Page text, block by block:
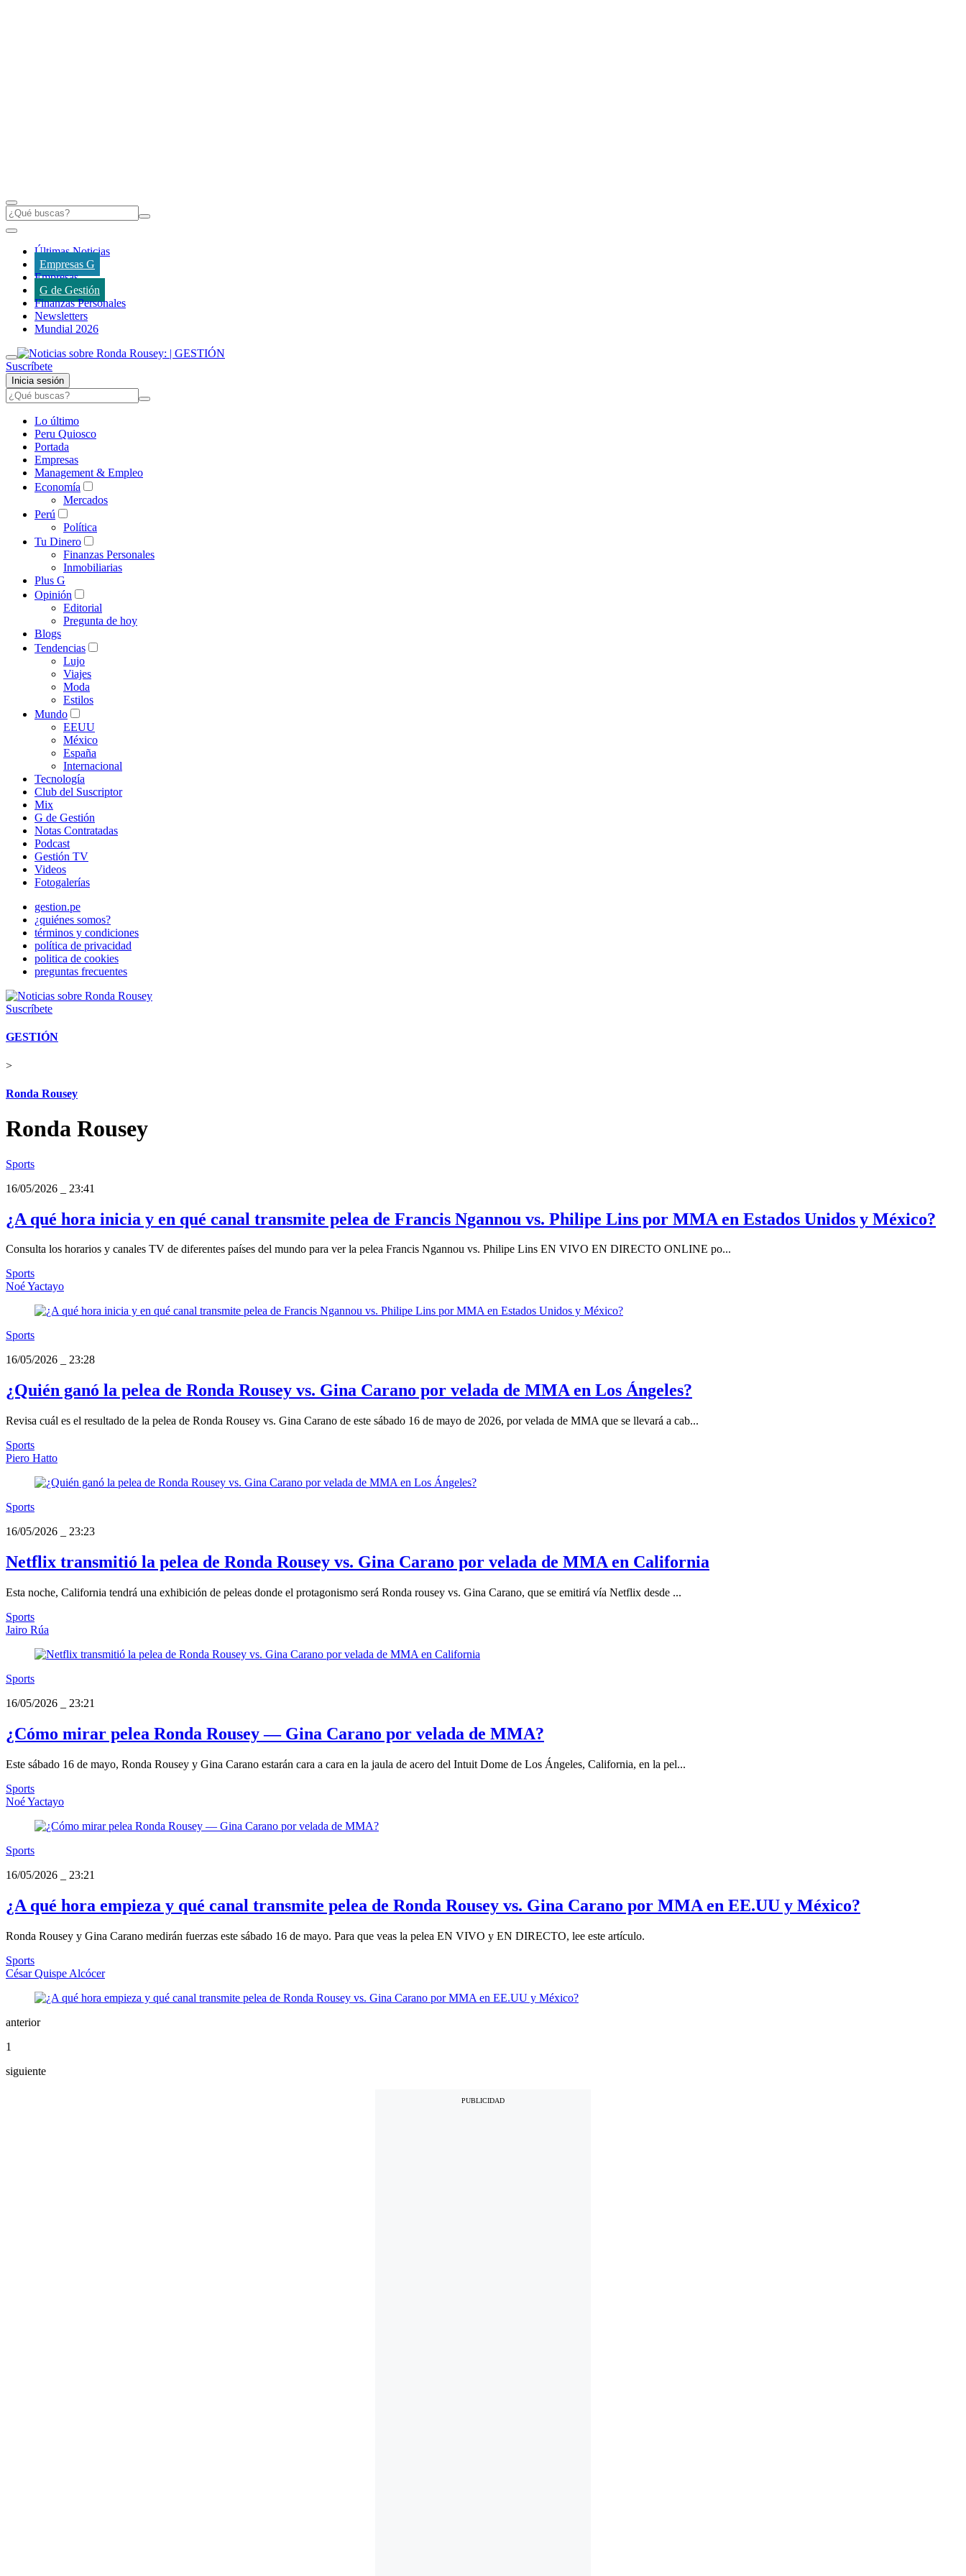
Últimas Noticias
Empresas G
Empresas
G de Gestión
Finanzas Personales
Newsletters
Mundial 2026
Suscríbete
Inicia sesión
Lo último
Peru Quiosco
Portada
Empresas
Management & Empleo
Economía
Mercados
Perú
Política
Tu Dinero
Finanzas Personales
Inmobiliarias
Plus G
Opinión
Editorial
Pregunta de hoy
Blogs
Tendencias
Lujo
Viajes
Moda
Estilos
Mundo
EEUU
México
España
Internacional
Tecnología
Club del Suscriptor
Mix
G de Gestión
Notas Contratadas
Podcast
Gestión TV
Videos
Fotogalerías
gestion.pe
¿quiénes somos?
términos y condiciones
política de privacidad
politica de cookies
preguntas frecuentes
Suscríbete
GESTIÓN
>
Ronda Rousey
Ronda Rousey
Sports
16/05/2026
23:41
¿A qué hora inicia y en qué canal transmite pelea de Francis Ngannou vs. Philipe Lins por MMA en Estados Unidos y México?
Consulta los horarios y canales TV de diferentes países del mundo para ver la pelea Francis Ngannou vs. Philipe Lins EN VIVO EN DIRECTO ONLINE po...
Sports
Noé Yactayo
Sports
16/05/2026
23:28
¿Quién ganó la pelea de Ronda Rousey vs. Gina Carano por velada de MMA en Los Ángeles?
Revisa cuál es el resultado de la pelea de Ronda Rousey vs. Gina Carano de este sábado 16 de mayo de 2026, por velada de MMA que se llevará a cab...
Sports
Piero Hatto
Sports
16/05/2026
23:23
Netflix transmitió la pelea de Ronda Rousey vs. Gina Carano por velada de MMA en California
Esta noche, California tendrá una exhibición de peleas donde el protagonismo será Ronda rousey vs. Gina Carano, que se emitirá vía Netflix desde ...
Sports
Jairo Rúa
Sports
16/05/2026
23:21
¿Cómo mirar pelea Ronda Rousey — Gina Carano por velada de MMA?
Este sábado 16 de mayo, Ronda Rousey y Gina Carano estarán cara a cara en la jaula de acero del Intuit Dome de Los Ángeles, California, en la pel...
Sports
Noé Yactayo
Sports
16/05/2026
23:21
¿A qué hora empieza y qué canal transmite pelea de Ronda Rousey vs. Gina Carano por MMA en EE.UU y México?
Ronda Rousey y Gina Carano medirán fuerzas este sábado 16 de mayo. Para que veas la pelea EN VIVO y EN DIRECTO, lee este artículo.
Sports
César Quispe Alcócer
anterior
1
siguiente